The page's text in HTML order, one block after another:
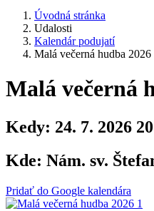
Úvodná stránka
Udalosti
Kalendár podujatí
Malá večerná hudba 2026
Malá večerná
Kedy: 24. 7. 2026
Kde: Nám. sv.
Pridať do Google kalendára